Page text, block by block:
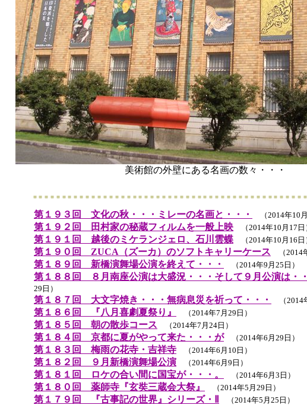
美術館の外壁にある名画の数々・・・
第１９３回 文化の秋・・・ミレーの名画と・・・ （2014年10月
第１９２回 田村家の秘蔵フィルムを一般上映 （2014年10月17日
第１９１回 越後のミケランジェロ、石川雲蝶 （2014年10月16日
第１９０回 ZUCA（ズーカ）のソフトキャリーケース （2014
第１８９回 新橋演舞場公演を終えて・・・ （2014年9月25日）
第１８８回 ８月南座公演は大盛況・・・そして９月公演は・
29日）
第１８７回 大文字焼き・・・無病息災を祈って・・・ （2014
第１８６回 『八月喜劇夏祭り』 （2014年7月29日）
第１８５回 朝の散歩コース （2014年7月24日）
第１８４回 京都に夏がやって来た・・・が（2014年6月29日）
第１８３回 梅雨の花寺・吉祥寺 （2014年6月10日）
第１８２回 ９月新橋演舞場公演 （2014年6月9日）
第１８１回 ロケの合い間に国宝が・・・。 （2014年6月3日）
第１８０回 薬師寺『玄奘三蔵会大祭』 （2014年5月29日）
第１７９回 『古事記の世界』シリーズ・Ⅱ （2014年5月25日）